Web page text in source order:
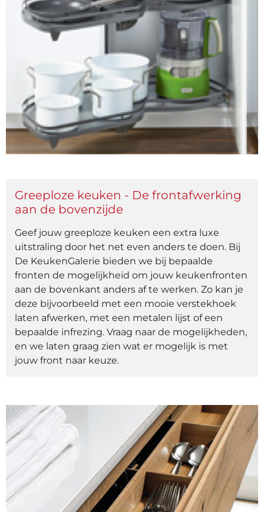
Greeploze keuken - De frontafwerking
aan de bovenzijde
Geef jouw greeploze keuken een extra luxe
uitstraling door het net even anders te doen. Bij
De KeukenGalerie bieden we bij bepaalde
fronten de mogelijkheid om jouw keukenfronten
aan de bovenkant anders af te werken. Zo kan je
deze bijvoorbeeld met een mooie verstekhoek
laten afwerken, met een metalen lijst of een
bepaalde infrezing. Vraag naar de mogelijkheden,
en we laten graag zien wat er mogelijk is met
jouw front naar keuze.